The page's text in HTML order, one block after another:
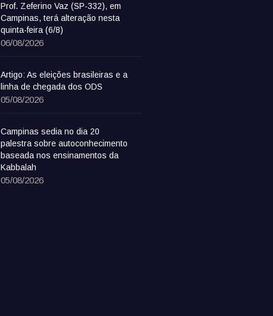
Prof. Zeferino Vaz (SP-332), em
Campinas, terá alteração nesta
quinta-feira (6/8)
06/08/2026
Artigo: As eleições brasileiras e a
linha de chegada dos ODS
05/08/2026
Campinas sedia no dia 20
palestra sobre autoconhecimento
baseada nos ensinamentos da
Kabbalah
05/08/2026